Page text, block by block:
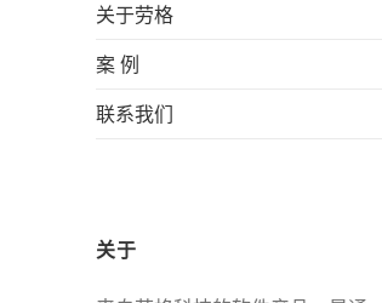
关于劳格
案 例
联系我们
关于